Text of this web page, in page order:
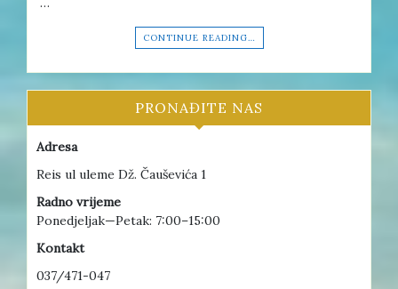
CONTINUE READING…
PRONAĐITE NAS
Adresa
Reis ul uleme Dž. Čauševića 1
Radno vrijeme
Ponedjeljak—Petak: 7:00–15:00
Kontakt
037/471-047